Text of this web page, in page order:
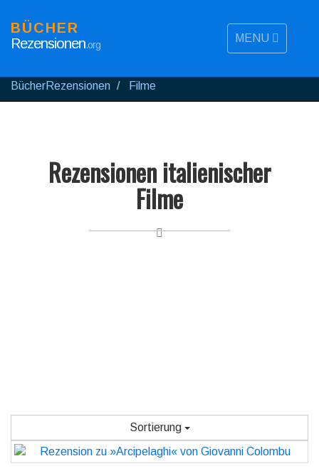
MENU
BÜCHER
Rezensionen.org
BücherRezensionen Filme
Rezensionen italienischer
Filme
Sortierung